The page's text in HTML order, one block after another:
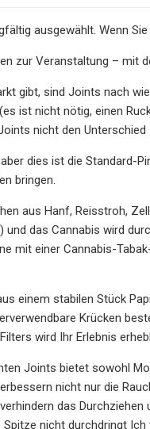
ausgewählt. Wenn
zur Veranstaltung – mit
gibt, sind Joints nach
ist nicht nötig, einen
nicht den
dies ist die Standard-
bringen.
aus Hanf, Reisstroh,
das Cannabis wird
mit einer Cannabis-
einem stabilen Stück
Krücken
wird Ihr Erlebnis
Joints bietet sowohl
nicht nur die
das
nicht durchdringt